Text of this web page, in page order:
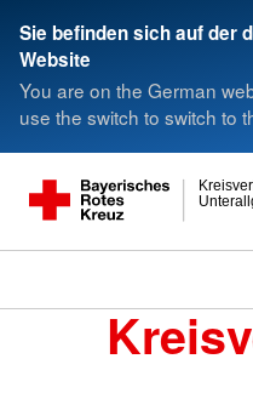
Sie befinden sich auf der
Website
You are on the German
use the switch to switch to